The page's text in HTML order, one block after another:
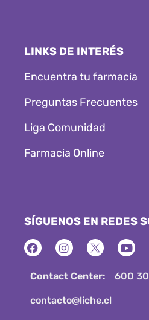
LINKS DE INTERÉS
Encuentra tu farmacia
Preguntas Frecuentes
Liga Comunidad
Farmacia Online
SÍGUENOS EN REDES
Contact Center: 600
contacto@liche.cl